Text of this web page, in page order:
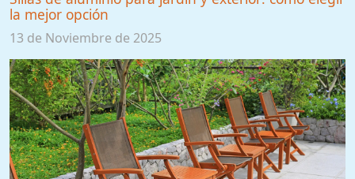
la mejor opción
13 de Noviembre de 2025